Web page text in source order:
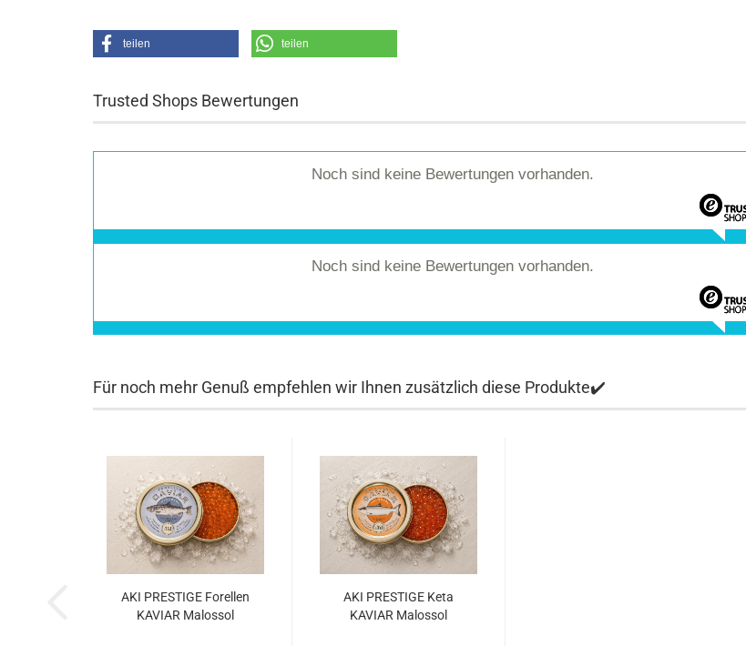
teilen teilen
Trusted Shops Bewertungen
Noch sind keine Bewertungen vorhanden.
Noch sind keine Bewertungen vorhanden.
Für noch mehr Genuß empfehlen wir Ihnen zusätzlich diese Produkte✔️
AKI PRESTIGE Forellen
KAVIAR Malossol
AKI PRESTIGE Keta
KAVIAR Malossol